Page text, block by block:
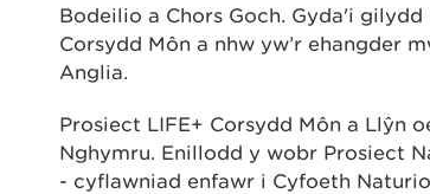
Bodeilio a Chors Goch. Gyda'i
Corsydd Môn a nhw yw’r ehangder
Anglia.
Prosiect LIFE+ Corsydd Môn a Llŷn
Nghymru. Enillodd y wobr Prosiect
- cyflawniad enfawr i Cyfoeth